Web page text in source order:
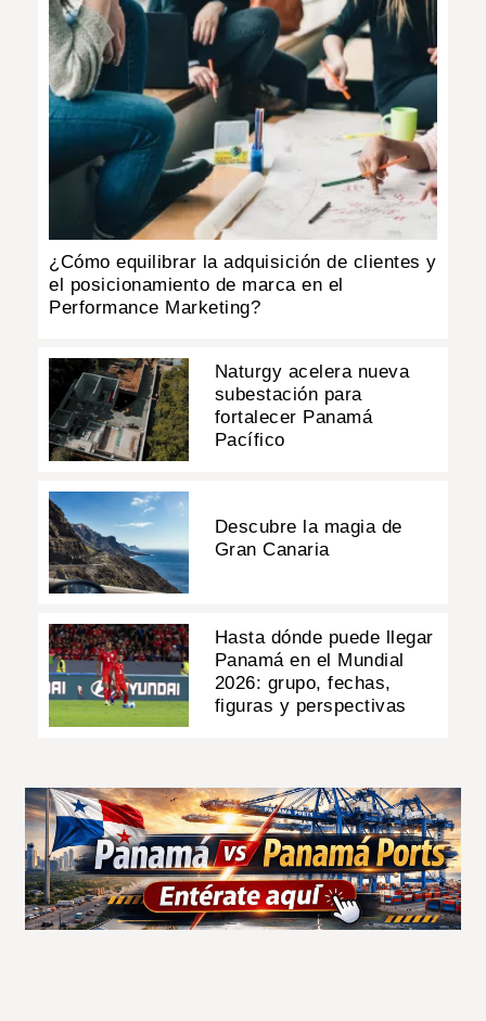
¿Cómo equilibrar la adquisición de clientes y
el posicionamiento de marca en el
Performance Marketing?
Naturgy acelera nueva
subestación para
fortalecer Panamá
Pacífico
Descubre la magia de
Gran Canaria
Hasta dónde puede llegar
Panamá en el Mundial
2026: grupo, fechas,
figuras y perspectivas